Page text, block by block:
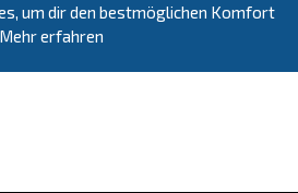
um dir den bestmöglichen Komfort
Mehr erfahren